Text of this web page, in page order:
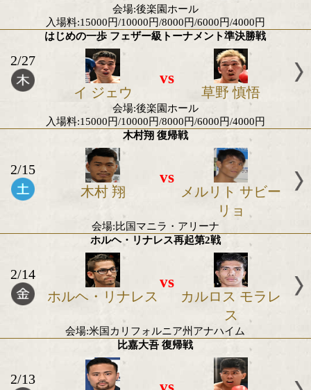
会場:後楽園ホール
入場料:10000円/8000円/6000円/4000円
2020年2月のボクモバ注目試
はじめの一歩 フェザー級トーナメント準決勝
渡部 大介
vs
リチャード
クピック
会場:後楽園ホール
入場料:15000円/10000円/8000円/6000円/4000
はじめの一歩 フェザー級トーナメント準決勝
イ ジェウ 草野 慎
会場:後楽園ホール
入場料:15000円/10000円/8000円/6000円/4000
木村翔 復帰戦
2/15